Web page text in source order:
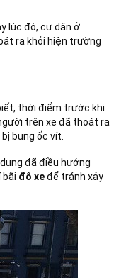
lúc đó, cư dân ở
ra khỏi hiện trường